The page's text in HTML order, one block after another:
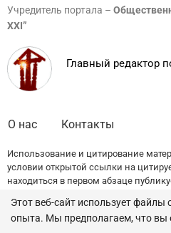
Учредитель портала –
XXI”
Главный редактор
О нас Контакты
Использование и цитирование
условии открытой ссылки на
находиться в первом абзаце
Этот веб-сайт использует
опыта. Мы предполагаем, что вы